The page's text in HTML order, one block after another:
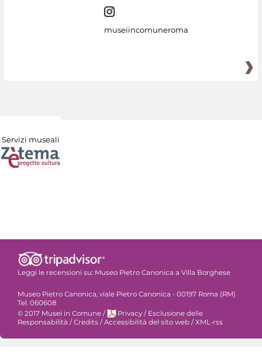
museiincomuneroma
Servizi museali
Leggi le recensioni su: Museo Pietro Canonica a Villa Borghese
Museo Pietro Canonica, viale Pietro Canonica - 00197 Roma (RM)
Tel. 060608
© 2017 Musei in Comune / Privacy / Esclusione delle
Responsabilità /Credits /Accessibilità del sito web /XML-rss